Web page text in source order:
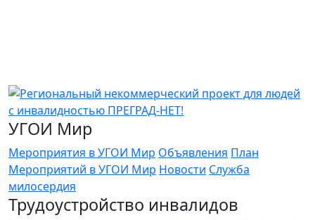
УГОИ Мир
Мероприятия в УГОИ Мир Объявления План
Мероприятий в УГОИ Мир Новости Служба
милосердия
Трудоустройство инвалидов